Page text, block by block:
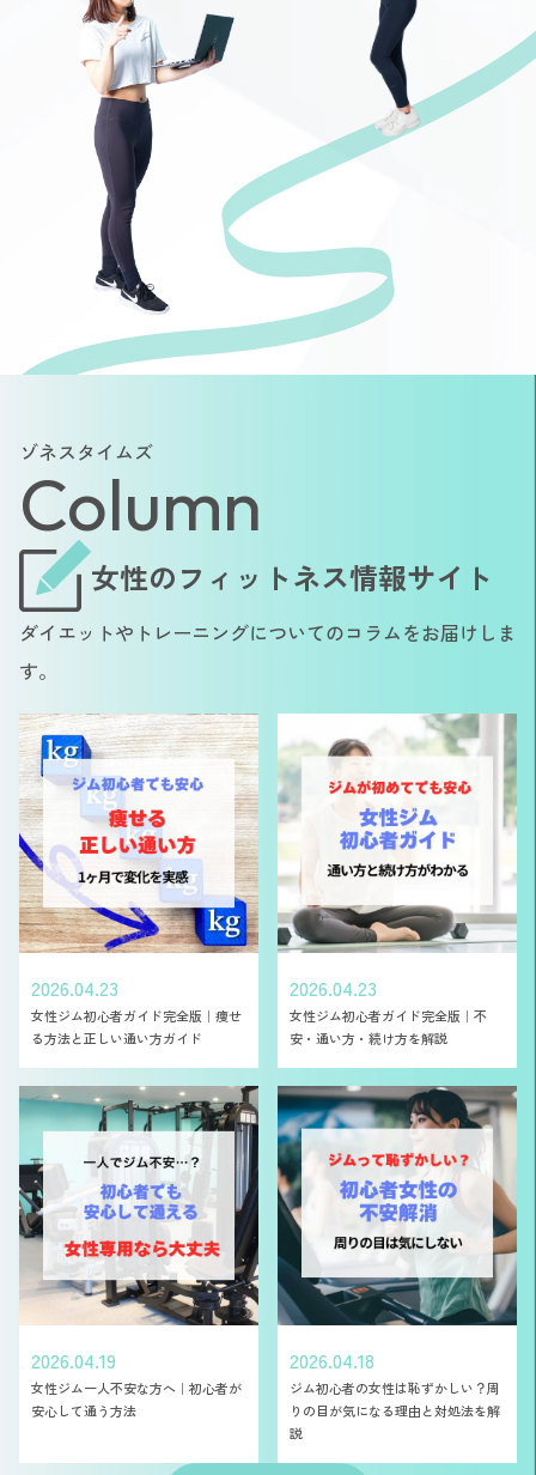
ゾネスタイムズ
Column
女性のフィットネス情報サイト
ダイエットやトレーニングについてのコラムをお届けしま
す。
2026.04.23
女性ジム初心者ガイド完全版｜痩せ
る方法と正しい通い方ガイド
2026.04.23
女性ジム初心者ガイド完全版｜不
安・通い方・続け方を解説
2026.04.19
女性ジム一人不安な方へ｜初心者が
安心して通う方法
2026.04.18
ジム初心者の女性は恥ずかしい？周
りの目が気になる理由と対処法を解
説